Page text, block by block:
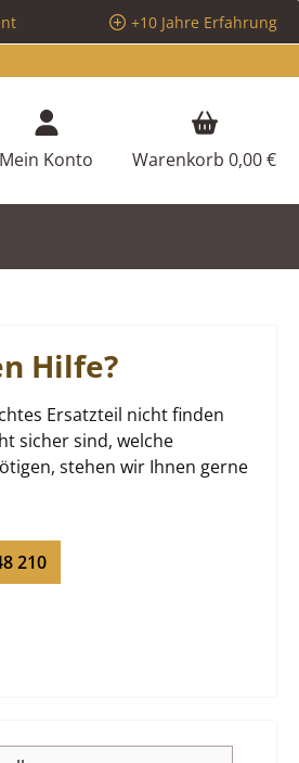
+10 Jahre Erfahrung
0 Produkte auf dem Merkzettel
Mein Konto Warenkorb 0,00 €
Hilfe?
Ersatzteil nicht finden
sicher sind, welche
stehen wir Ihnen gerne
210